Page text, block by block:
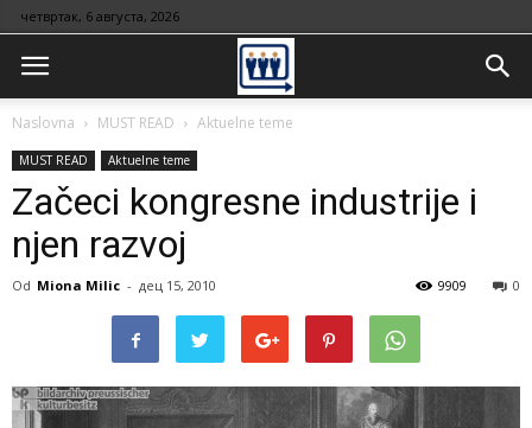
четвртак, 6 августа, 2026
Naslovna MUST READ Aktuelne teme
MUST READ Aktuelne teme
Začeci kongresne industrije i
njen razvoj
Od Miona Milic - дец 15, 2010 0
9909